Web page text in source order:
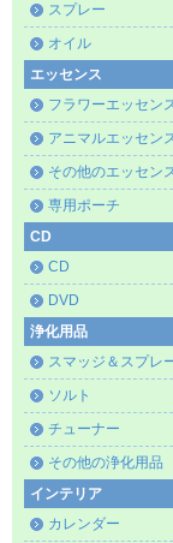
スプレー
オイル
エッセンス
フラワーエッセン
アニマルエッセン
その他のエッセン
専用ポーチ
CD
CD
DVD
浄化用品
スマッジ＆スプレ
ソルト
チューナー
その他の浄化用品
インテリア
カレンダー